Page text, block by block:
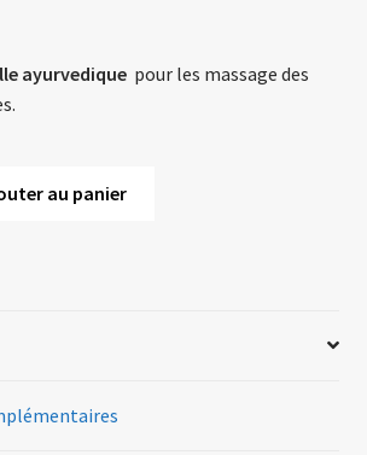
ayurvediquepour les massage des
au panier